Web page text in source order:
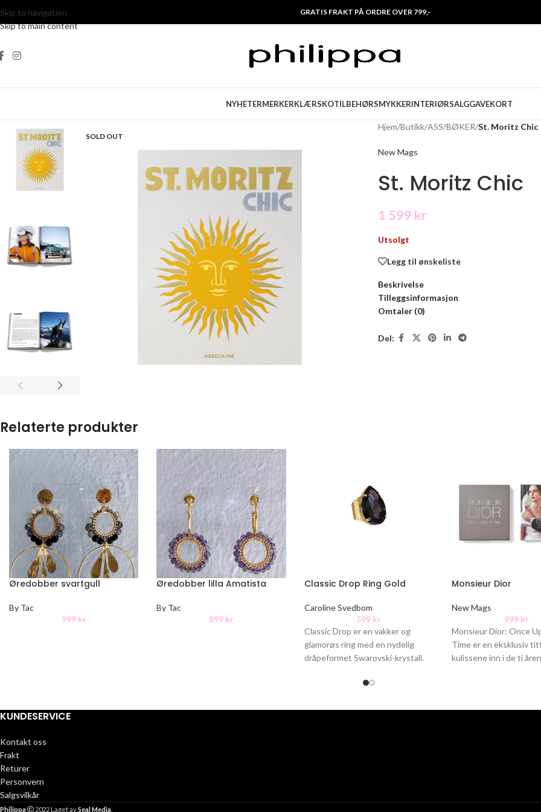
Skip to navigation
Skip to main content
GRATIS FRAKT PÅ ORDRE OVER 799,-
NYHETERMERKERKLÆRSKOTILBEHØRSMYKKERINTERIØRSALGGAVEKORT
SOLD OUT
Hjem/Butikk/ASS/BØKER/St. Moritz Chic
New Mags
St. Moritz Chic
1 599 kr
Utsolgt
Legg til ønskeliste
Beskrivelse
Tilleggsinformasjon
Omtaler (0)
Del:
Relaterte produkter
Øredobber svartgull
By Tac
999 kr
Øredobber lilla Amatista
By Tac
899 kr
Classic Drop Ring Gold
Caroline Svedbom
599 kr
Classic Drop er en vakker og
glamorøs ring med en nydelig
dråpeformet Swarovski-krystall.
stein: 18x13mm Materiale:
Monsieur Dior
New Mags
999 kr
Monsieur Dior: Once
Time er en eksklusiv
kulissene inn i de ti
KUNDESERVICE
Kontakt oss
Frakt
Returer
Personvern
Salgsvilkår
Philippa 2022 Laget avSeal Media